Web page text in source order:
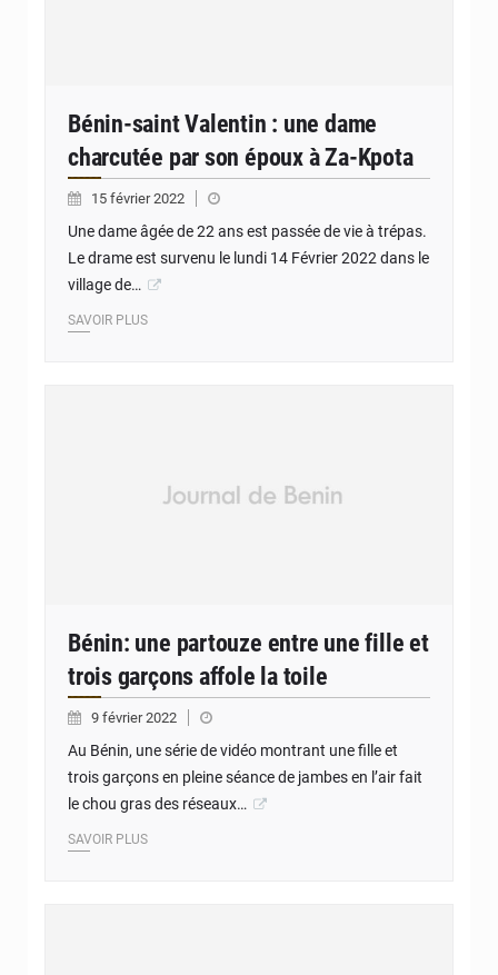
Bénin-saint Valentin : une dame
charcutée par son époux à Za-Kpota
15 février 2022
Une dame âgée de 22 ans est passée de vie à trépas.
Le drame est survenu le lundi 14 Février 2022 dans le
village de…
SAVOIR PLUS
Bénin: une partouze entre une fille et
trois garçons affole la toile
9 février 2022
Au Bénin, une série de vidéo montrant une fille et
trois garçons en pleine séance de jambes en l’air fait
le chou gras des réseaux…
SAVOIR PLUS